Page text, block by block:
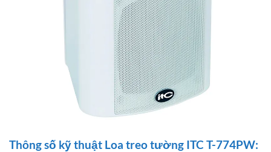
Thông số kỹ thuật Loa treo tường ITC T-774PW: